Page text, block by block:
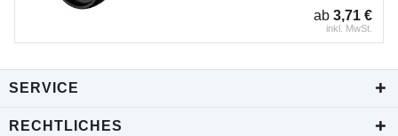
Stahlblech verzinkt-
ab 3,71 €
inkl. MwSt.
SERVICE
RECHTLICHES